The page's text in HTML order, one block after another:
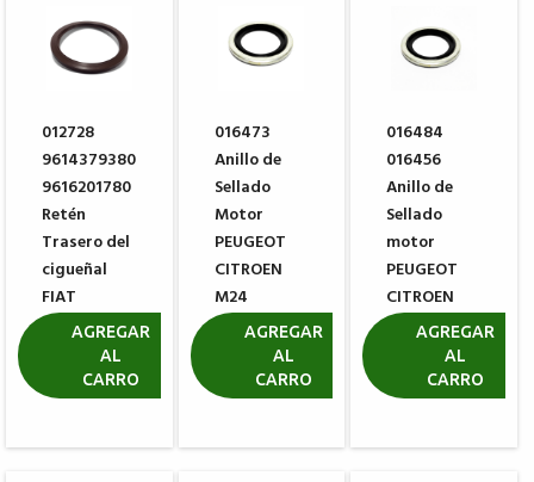
012728
9614379380
9616201780
Retén
Trasero del
cigueñal
FIAT
DUCATO
R$ 111,10
AGREGAR
AL
CARRO
016473
Anillo de
Sellado
Motor
PEUGEOT
CITROEN
M24
R$ 15,69
AGREGAR
AL
CARRO
016484
016456
Anillo de
Sellado
motor
PEUGEOT
CITROEN
M22
R$ 12,92
AGREGAR
AL
CARRO